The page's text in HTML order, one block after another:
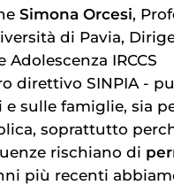
Simona Orcesi,
di Pavia,
IRCCS
direttivo SINPIA -
sulle famiglie, sia
soprattutto
rischiano di
più recenti